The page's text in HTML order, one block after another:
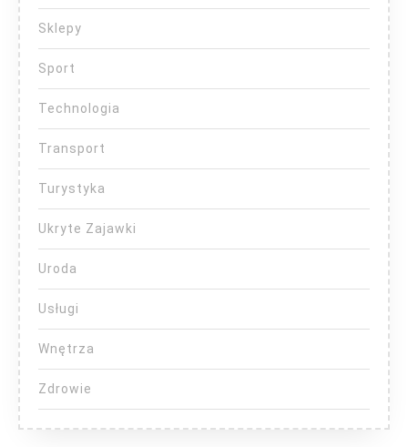
Sklepy
Sport
Technologia
Transport
Turystyka
Ukryte Zajawki
Uroda
Usługi
Wnętrza
Zdrowie